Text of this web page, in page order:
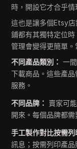
時，開設它才合乎情
這也是讓多個Etsy
鋪都有其獨特定位
管理會變得更簡單。
不同產品類別： 一
下載商品。這些產
服務。
不同品牌： 賣家可
開來。每個品牌都
手工製作對比按需列
訊息；按需列印產